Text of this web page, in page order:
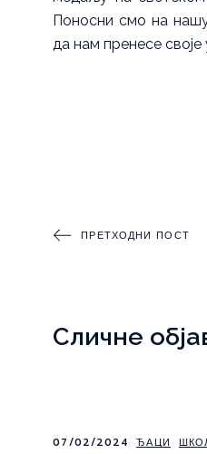
Поносни смо на
да нам пренесе своје
ПРЕТХОДНИ ПОСТ
Сличне
07/02/2024 ЂАЦИ